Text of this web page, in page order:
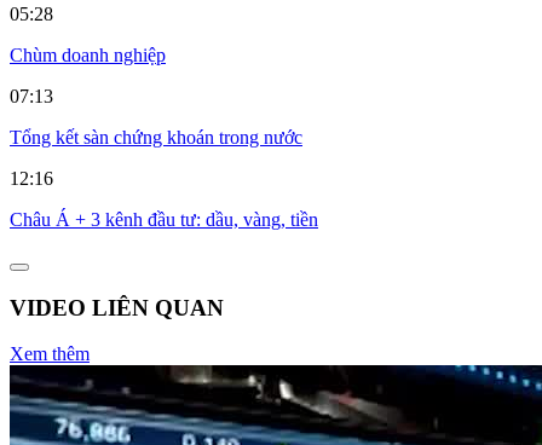
05:28
Chùm doanh nghiệp
07:13
Tổng kết sàn chứng khoán trong nước
12:16
Châu Á + 3 kênh đầu tư: dầu, vàng, tiền
VIDEO LIÊN QUAN
Xem thêm